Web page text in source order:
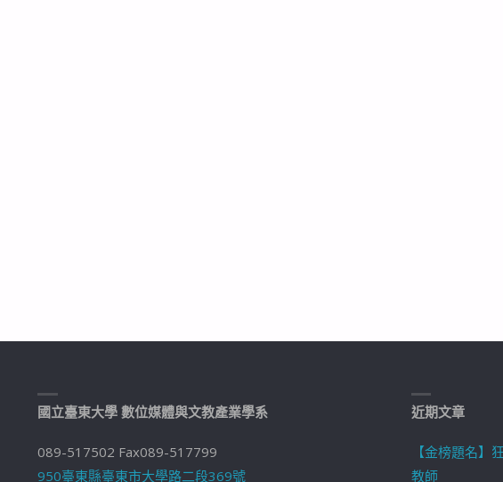
國立臺東大學 數位媒體與文教產業學系
089-517502 Fax089-517799
950臺東縣臺東市大學路二段369號
近期文章
【金榜題名】
教師